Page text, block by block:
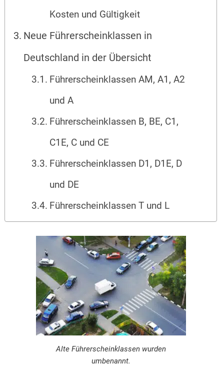
Kosten und Gültigkeit
Neue Führerscheinklassen in
Deutschland in der Übersicht
Führerscheinklassen AM, A1, A2
und A
Führerscheinklassen B, BE, C1,
C1E, C und CE
Führerscheinklassen D1, D1E, D
und DE
Führerscheinklassen T und L
Alte Führerscheinklassen wurden
umbenannt.